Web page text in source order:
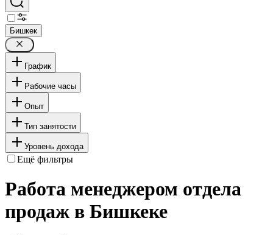
Бишкек
График
Рабочие часы
Опыт
Тип занятости
Уровень дохода
Ещё фильтры
Работа менеджером отдела
продаж в Бишкеке